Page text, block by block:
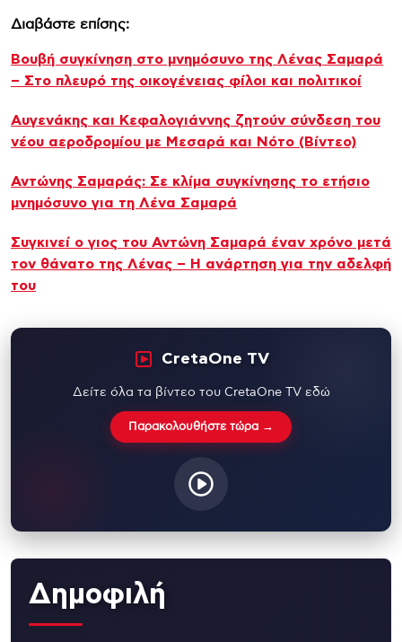
Διαβάστε επίσης:
Βουβή συγκίνηση στο μνημόσυνο της Λένας Σαμαρά
– Στο πλευρό της οικογένειας φίλοι και πολιτικοί
Αυγενάκης και Κεφαλογιάννης ζητούν σύνδεση του
νέου αεροδρομίου με Μεσαρά και Νότο (Βίντεο)
Αντώνης Σαμαράς: Σε κλίμα συγκίνησης το ετήσιο
μνημόσυνο για τη Λένα Σαμαρά
Συγκινεί ο γιος του Αντώνη Σαμαρά έναν χρόνο μετά
τον θάνατο της Λένας – Η ανάρτηση για την αδελφή
του
CretaOne TV
Δείτε όλα τα βίντεο του CretaOne TV εδώ
Παρακολουθήστε τώρα →
Δημοφιλή